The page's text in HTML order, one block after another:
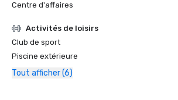
Centre d'affaires
Activités de loisirs
Club de sport
Piscine extérieure
Tout afficher (6)